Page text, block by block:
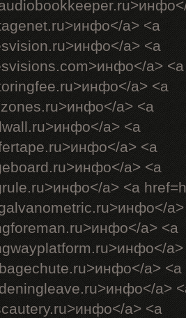
a> <a
a> <a
a> <a
a> <a
a> <a
a> <a
a> <a
a> <a
a> <a
a> <a
a>
a> <a
a>
a> <a